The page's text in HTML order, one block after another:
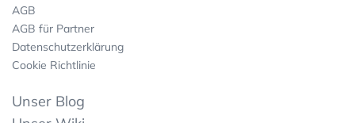
AGB
AGB für Partner
Datenschutzerklärung
Cookie Richtlinie
Unser Blog